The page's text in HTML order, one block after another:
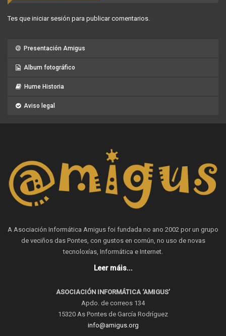
Tes que iniciar sesión para publicar comentarios.
Presentación Amigus
Album fotográfico
Hume Historia
Aviso legal
A Asociación Informática Amigus foi fundada no ano 2002 por un grupo
de veciños das Pontes, con gustos en común, no uso de novas
tecnoloxías, Informática e Internet.
Leer máis...
ASOCIACIÓN INFORMÁTICA ‘AMIGUS’
Apdo. de correos 134
15320 As Pontes de García Rodríguez
info@amigus.org